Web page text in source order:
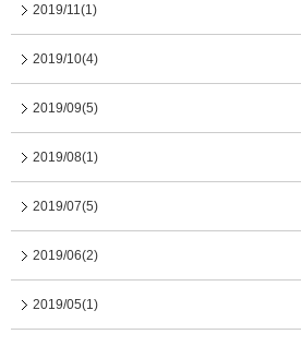
2019/11(1)
2019/10(4)
2019/09(5)
2019/08(1)
2019/07(5)
2019/06(2)
2019/05(1)